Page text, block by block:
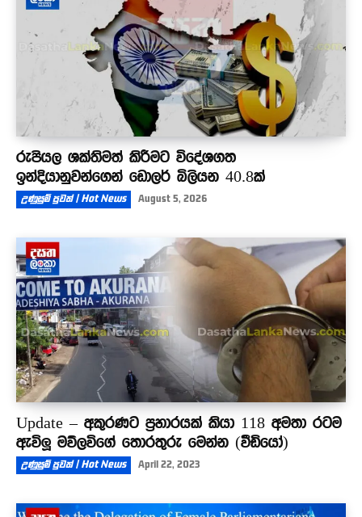
රුපියල ශක්තිමත් කිරීමට විදේශගත
ඉන්දියානුවන්ගෙන් ඩොලර් බිලියන 40.8ක්
උණුසුම් පුවත් | Hot News August 5, 2026
Update – අකුරණට ප්‍රහාරයක් කියා 118 අමතා රටම
ඇවිලූ මව්ලවිගේ තොරතුරු මෙන්න (වීඩියෝ)
උණුසුම් පුවත් | Hot News April 22, 2023